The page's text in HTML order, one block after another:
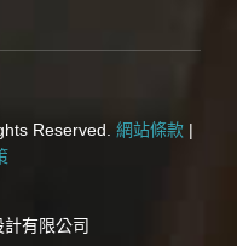
Reserved. 網站條款 |
有限公司